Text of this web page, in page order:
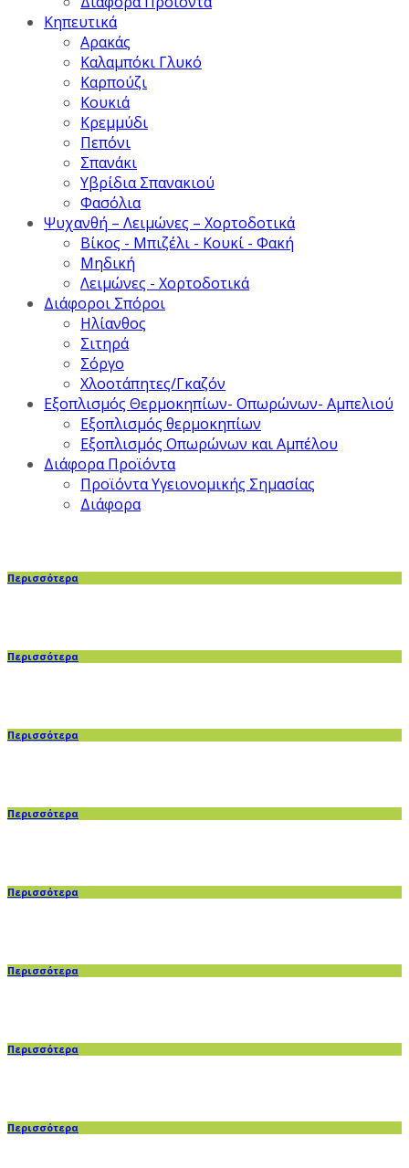
Κηπευτικά
Αρακάς
Καλαμπόκι Γλυκό
Καρπούζι
Κουκιά
Κρεμμύδι
Πεπόνι
Σπανάκι
Υβρίδια Σπανακιού
Φασόλια
Ψυχανθή – Λειμώνες – Χορτοδοτικά
Βίκος - Μπιζέλι - Κουκί - Φακή
Μηδική
Λειμώνες - Χορτοδοτικά
Διάφοροι Σπόροι
Ηλίανθος
Σιτηρά
Σόργο
Χλοοτάπητες/Γκαζόν
Εξοπλισμός Θερμοκηπίων- Οπωρώνων- Αμπελιού
Εξοπλισμός θερμοκηπίων
Εξοπλισμός Οπωρώνων και Αμπέλου
Διάφορα Προϊόντα
Προϊόντα Υγειονομικής Σημασίας
Διάφορα
Περισσότερα
Περισσότερα
Περισσότερα
Περισσότερα
Περισσότερα
Περισσότερα
Περισσότερα
Περισσότερα